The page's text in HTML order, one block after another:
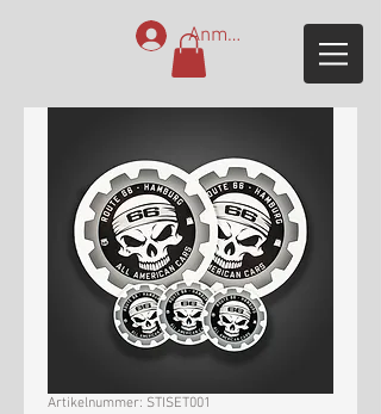
Anmelden
Artikelnummer: STISET001